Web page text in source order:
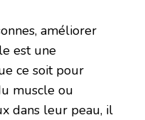
améliorer
est une
ce soit pour
muscle ou
dans leur peau, il